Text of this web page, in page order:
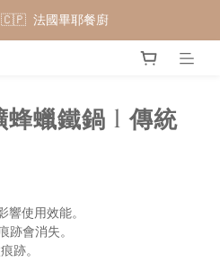
法國畢耶餐廚
法國畢耶餐廚
蜂蠟鐵鍋 l 傳統
響使用效能。
跡會消失。
跡。